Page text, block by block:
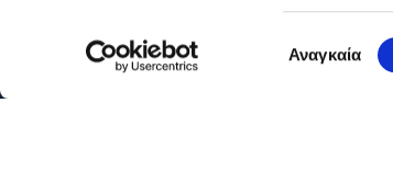
συγκατάθεσης
Αναγκαία